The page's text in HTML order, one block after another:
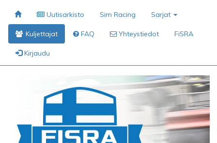
Uutisarkisto Sim Racing Sarjat
Kuljettajat FAQ Yhteystiedot FiSRA
Kirjaudu